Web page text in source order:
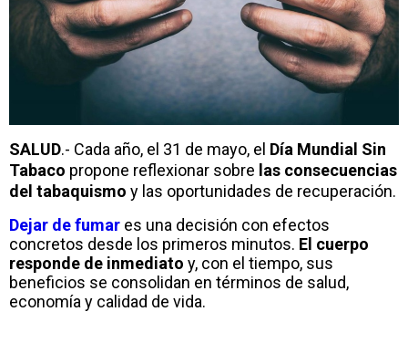
SALUD.- Cada año, el 31 de mayo, el Día Mundial Sin
Tabaco propone reflexionar sobre las consecuencias
del tabaquismo y las oportunidades de recuperación.
Dejar de fumar es una decisión con efectos
concretos desde los primeros minutos. El cuerpo
responde de inmediato y, con el tiempo, sus
beneficios se consolidan en términos de salud,
economía y calidad de vida.